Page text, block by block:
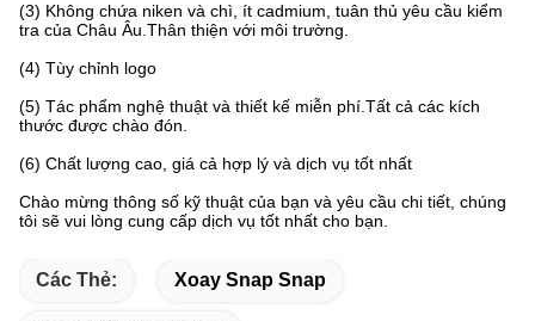
(3) Không chứa niken và chì, ít cadmium, tuân thủ yêu cầu kiểm
tra của Châu Âu.Thân thiện với môi trường.
(4) Tùy chỉnh logo
(5) Tác phẩm nghệ thuật và thiết kế miễn phí.Tất cả các kích
thước được chào đón.
(6) Chất lượng cao, giá cả hợp lý và dịch vụ tốt nhất
Chào mừng thông số kỹ thuật của bạn và yêu cầu chi tiết, chúng
tôi sẽ vui lòng cung cấp dịch vụ tốt nhất cho bạn.
Các Thẻ: Xoay Snap Snap